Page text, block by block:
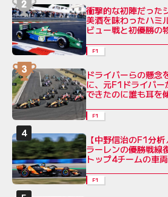
衝撃的な初陣だった
美酒を味わったハミ
ビュー戦と初優勝の
F1
ドライバーらの懸念
に、元F1ドライバ
できたのに誰も耳を
F1
【中野信治のF1分
ラーレンの優勝戦線
トップ4チームの車
F1